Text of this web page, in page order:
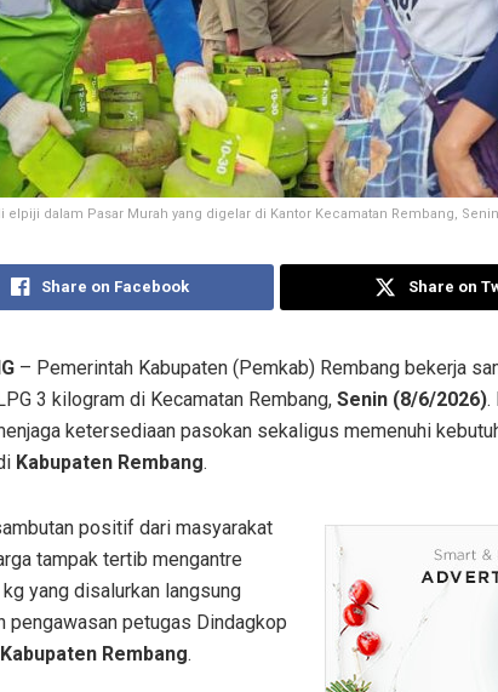
elpiji dalam Pasar Murah yang digelar di Kantor Kecamatan Rembang,
Share on Facebook Share on
– Pemerintah Kabupaten (Pemkab) Rembang bekerja
3 kilogram di Kecamatan Rembang, Senin (8/6/2026).
ketersediaan pasokan sekaligus memenuhi
Kabupaten Rembang.
positif dari masyarakat
tampak tertib mengantre
yang disalurkan langsung
pengawasan petugas Dindagkop
Kabupaten Rembang.